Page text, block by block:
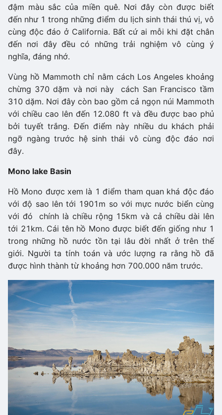
đậm màu sắc của miền quê. Nơi đây còn được biết
đến như 1 trong những điểm du lịch sinh thái thú vị, vô
cùng độc đáo ở California. Bất cứ ai mỗi khi đặt chân
đến nơi đây đều có những trải nghiệm vô cùng ý
nghĩa, đáng nhớ.
Vùng hồ Mammoth chỉ nằm cách Los Angeles khoảng
chừng 370 dặm và nơi này cách San Francisco tầm
310 dặm. Nơi đây còn bao gồm cả ngọn núi Mammoth
với chiều cao lên đến 12.080 ft và đều được bao phủ
bởi tuyết trắng. Đến điểm này nhiều du khách phải
ngỡ ngàng trước hệ sinh thái vô cùng độc đáo nơi
đây.
Mono lake Basin
Hồ Mono được xem là 1 điểm tham quan khá độc đáo
với độ sao lên tới 1901m so với mực nước biển cùng
với đó chính là chiều rộng 15km và cả chiều dài lên
tới 21km. Cái tên hồ Mono được biết đến giống như 1
trong những hồ nước tồn tại lâu đời nhất ở trên thế
giới. Người ta tính toán và ước lượng ra rằng hồ đã
được hình thành từ khoảng hơn 700.000 năm trước.